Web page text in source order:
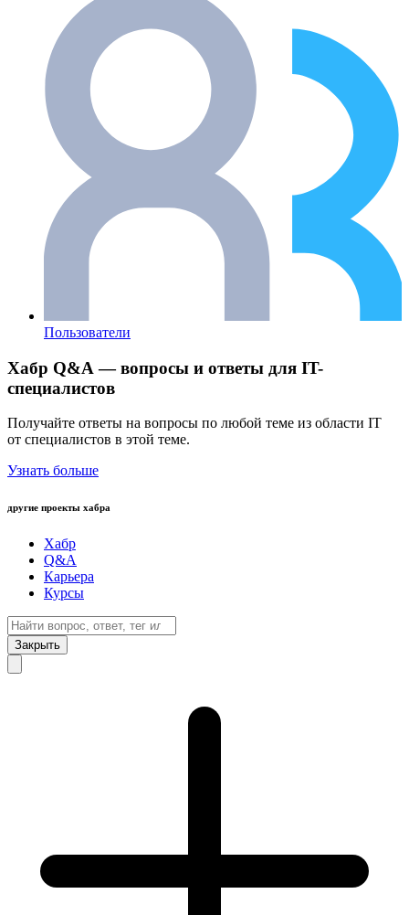
Пользователи
Хабр Q&A — вопросы и ответы для IT-
специалистов
Получайте ответы на вопросы по любой теме из области IT
от специалистов в этой теме.
Узнать больше
другие проекты хабра
Хабр
Q&A
Карьера
Курсы
Закрыть